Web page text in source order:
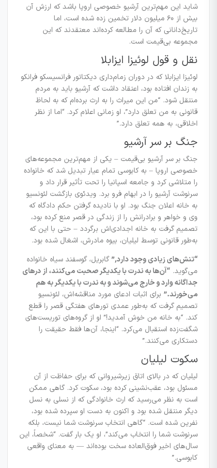
شاید این مهم‌ترین آرشیو خصوصی اروپا باشد که ارزش آن
بیش از ۶۰ میلیون دلار تخمین زده شده است، اما
تاریخ‌دانانی که آن را مطالعه کرده‌اند معتقدند که این
مجموعه بی‌قیمت است.
نقل و قول لوئیزا ایزابلا
لوئیزا ایزابلا که در دوران زمام‌داری دیکتاتور فرانسیسکو فرانکو
به زندان افتاده بود، اعتقاد داشت که آرشیو باید به مردم
منتقل شود. “من این میراث را به ارث برده‌ام که به لحاظ
قانونی به من تعلق دارد”، او زمانی اعلام کرد. “اما از نظر
اخلاقی، به همه تعلق دارد.”
جنگ بر سر آرشیو
جنگ بر سر آرشیو بی‌قیمت – یکی از مهم‌ترین مجموعه‌های
خصوصی اروپا – به کابوسی تمام عیار تبدیل شد که خانواده
را متلاشی کرد و جامعه اسپانیا را تحت تأثیر قرار داد و
سرنوشت آرشیو را در ابهام فرو برد. ویدئوی بازگشت لئونسیو
به خانه اعلان جنگ بود. او با نادیده گرفتن حکم دادگاه که
وی و خواهر و برادرانش را از زندگی در قصر منع کرده بود،
تصمیم گرفت به خانه اجدادی‌اش برگردد – حتی با این که
به‌طور قانونی توسط لیلیان، بیوه مادرش، اشغال شده بود.
“تنش‌های زیادی وجود دارد,”گابریل، گوسفند سیاه خانواده
می‌گوید. “آن‌ها به ندرت با یکدیگر صحبت می‌کنند، از در‌های
جداگانه وارد و خارج می‌شوند و به ندرت با یکدیگر به هم
می‌خورند.” برای اثبات ادعای مورد مناقشه‌اش، لئونسیو
تصمیم گرفت که به‌طور عمدی تورهای هفتگی قصر را قطع
کند. “به خانه من خوش آمدید!” او از گروه‌های توریست‌های
شگفت‌زده استقبال می‌کرد. “اینجا، آن‌ها فقط حقیقت را
دستکاری می‌کنند.”
سکوت لیلیان
لیلیان که در بالای اتاق زیرشیروانی که برای حفاظت از آن
مسئول بود، عقب‌نشینی کرده بود، سکوت کرد. گاهی ممکن
است به نظر می‌رسید که ارث خانوادگی که از نسلی به نسل
دیگر منتقل شده بود و اکنون به دست او سپرده شده بود،
نفرین شده است. “گاهی انتخاب سرنوشت شما نیست، بلکه
سرنوشت شما را انتخاب می‌کند”، او یک بار گفت. “شخصاً، این
سال‌های اخیر فوق‌العاده سخت بوده‌اند — به معنای واقعی
کابوسی.”